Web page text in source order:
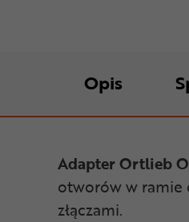
Opis
Adapter Ortlieb
otworów w ramie
złączami.